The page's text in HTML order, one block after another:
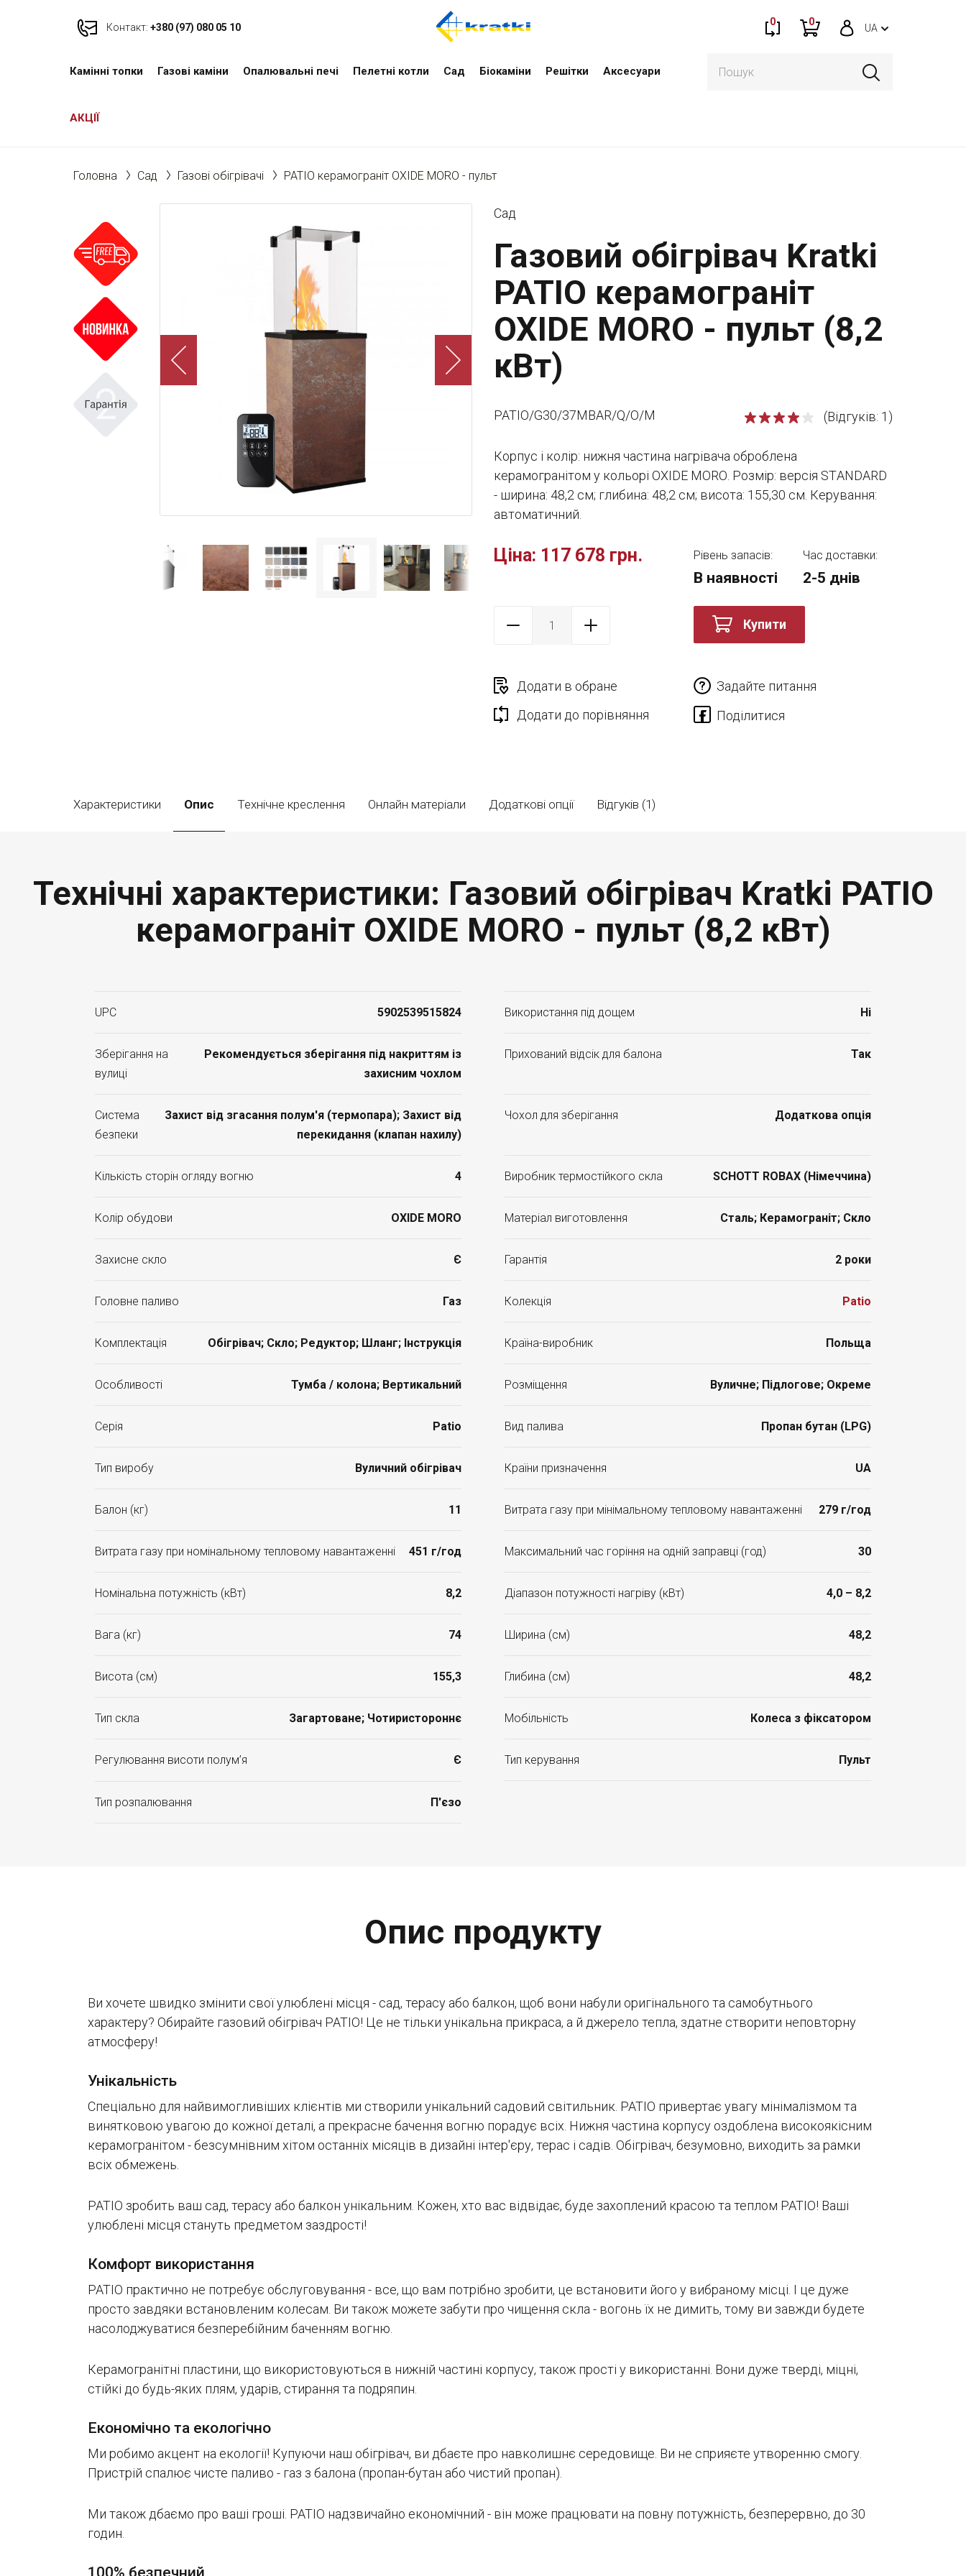
Контакт: +380 (97) 080 05 10 0 0
UA
Камінні топки Газові каміни Опалювальні печі Пелетні котли Cад Біокаміни Решітки Аксесуари
АКЦІЇ
Головна Cад Газові обігрівачі PATIO керамограніт OXIDE MORO - пульт
Cад
Газовий обігрівач Kratki
PATIO керамограніт
OXIDE MORO - пульт (8,2
кВт)
PATIO/G30/37MBAR/Q/O/M (Відгуків: 1)
Корпус і колір: нижня частина нагрівача оброблена
керамогранітом у кольорі ОXIDE MОRО. Розмір: версія STАNDАRD
- ширина: 48,2 см; глибина: 48,2 см; висота: 155,30 см. Керування:
автоматичний.
Ціна: 117 678 грн. Рівень запасів:
В наявності
Час доставки:
2-5 днів
Купити
Додати в обране
Задайте питання
Додати до порівняння
Характеристики Опис Технічне креслення Онлайн матеріали Додаткові опції Відгуків (1)
Технічні характеристики: Газовий обігрівач Kratki PATIO
керамограніт OXIDE MORO - пульт (8,2 кВт)
UPC 5902539515824 Використання під дощем Ні
Зберігання на
вулиці
Рекомендується зберігання під накриттям із
захисним чохлом
Прихований відсік для балона Так
Система
безпеки
Захист від згасання полум'я (термопара); Захист від
перекидання (клапан нахилу)
Чохол для зберігання Додаткова опція
Кількість сторін огляду вогню 4 Виробник термостійкого скла SCHOTT ROBAX (Німеччина)
Колір обудови OXIDE MORO Матеріал виготовлення Сталь; Керамограніт; Скло
Захисне скло Є Гарантія 2 роки
Головне паливо Газ Колекція Patio
Комплектація Обігрівач; Скло; Редуктор; Шланг; Інструкція Країна-виробник Польща
Особливості Тумба / колона; Вертикальний Розміщення Вуличне; Підлогове; Окреме
Серія Patio Вид палива Пропан бутан (LPG)
Тип виробу Вуличний обігрівач Країни призначення UA
Балон (кг) 11 Витрата газу при мінімальному тепловому навантаженні 279 г/год
Витрата газу при номінальному тепловому навантаженні 451 г/год Максимальний час горіння на одній заправці (год) 30
Номінальна потужність (кВт) 8,2 Діапазон потужності нагріву (кВт) 4,0 – 8,2
Вага (кг) 74 Ширина (см) 48,2
Висота (см) 155,3 Глибина (см) 48,2
Тип скла Загартоване; Чотиристороннє Мобільність Колеса з фіксатором
Регулювання висоти полум’я Є Тип керування Пульт
Тип розпалювання П'єзо
Опис продукту
Ви хочете швидко змінити свої улюблені місця - сад, терасу або балкон, щоб вони набули оригінального та самобутнього
характеру? Обирайте газовий обігрівач PATIO! Це не тільки унікальна прикраса, а й джерело тепла, здатне створити неповторну
атмосферу!
Унікальність
Спеціально для найвимогливіших клієнтів ми створили унікальний садовий світильник. PATIO привертає увагу мінімалізмом та
винятковою увагою до кожної деталі, а прекрасне бачення вогню порадує всіх. Нижня частина корпусу оздоблена високоякісним
керамогранітом - безсумнівним хітом останніх місяців в дизайні інтер'єру, терас і садів. Обігрівач, безумовно, виходить за рамки
всіх обмежень.
PATIO зробить ваш сад, терасу або балкон унікальним. Кожен, хто вас відвідає, буде захоплений красою та теплом PATIO! Ваші
улюблені місця стануть предметом заздрості!
Комфорт використання
PATIO практично не потребує обслуговування - все, що вам потрібно зробити, це встановити його у вибраному місці. І це дуже
просто завдяки встановленим колесам. Ви також можете забути про чищення скла - вогонь їх не димить, тому ви завжди будете
насолоджуватися безперебійним баченням вогню.
Керамогранітні пластини, що використовуються в нижній частині корпусу, також прості у використанні. Вони дуже тверді, міцні,
стійкі до будь-яких плям, ударів, стирання та подряпин.
Економічно та екологічно
Ми робимо акцент на екології! Купуючи наш обігрівач, ви дбаєте про навколишнє середовище. Ви не сприяєте утворенню смогу.
Пристрій спалює чисте паливо - газ з балона (пропан-бутан або чистий пропан).
Ми також дбаємо про ваші гроші. PATIO надзвичайно економічний - він може працювати на повну потужність, безперервно, до 30
годин.
100% безпечний